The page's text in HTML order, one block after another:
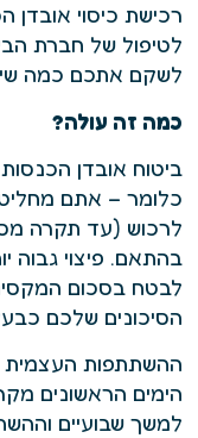
רכישת כיסוי אובדן
לטיפול של חברת
לשקם אתכם כמה
כמה זה עולה?
ביטוח אובדן
כלומר – אתם
לרכוש (עד תקרה
בהתאם. פיצוי גבוה
לבטח בסכום
הסיכונים שלכם
הימים הראשונים